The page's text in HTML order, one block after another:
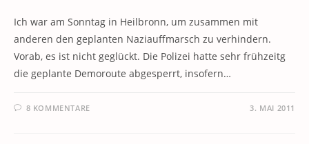
Ich war am Sonntag in Heilbronn, um zusammen mit
anderen den geplanten Naziauffmarsch zu verhindern.
Vorab, es ist nicht geglückt. Die Polizei hatte sehr frühzeitg
die geplante Demoroute abgesperrt, insofern…
8 KOMMENTARE 3. MAI 2011